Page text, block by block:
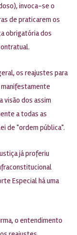
invoca-se o
de praticarem os
obrigatória dos
os reajustes para
visão dos assim
a todas as
de "ordem pública".
já proferiu
Especial há uma
o entendimento